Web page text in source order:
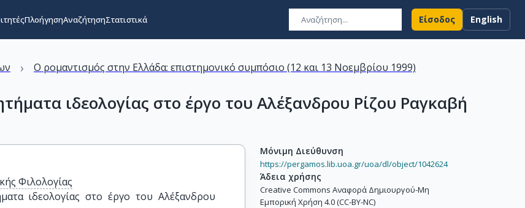
ΠλοήγησηΑναζήτησηΣτατιστικά Είσοδος English
› Ο ρομαντισμός στην Ελλάδα: επιστημονικό συμπόσιο (12 και 13 Νοεμβρίου 1999)
ιδεολογίας στο έργο του Αλέξανδρου Ρίζου Ραγκαβή
Φιλολογίας
ιδεολογίας στο έργο του Αλέξανδρου
Μόνιμη Διεύθυνση
https://pergamos.lib.uoa.gr/uoa/dl/object/1042624
Άδεια χρήσης
Creative Commons Αναφορά Δημιουργού-Μη
Εμπορική Χρήση 4.0 (CC-BY-NC)